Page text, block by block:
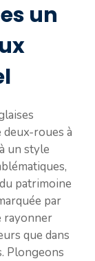
un
roues à
un style
patrimoine
par
rayonner
que dans
Plongeons